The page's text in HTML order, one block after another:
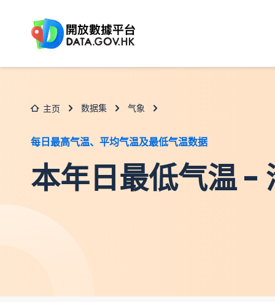
主页 数据集 气象
每日最高气温、平均气温及最低气温数据
本年日最低气温 -